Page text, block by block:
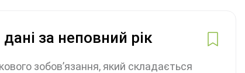
за неповний рік
зобов’язання, який складається